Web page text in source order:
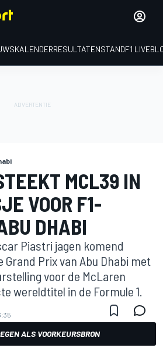
KALENDERRESULTATENSTANDF1
MCL39 IN
VOOR F1-
DHABI
Piastri jagen komend
Prix van Abu Dhabi met
voor de McLaren
wereldtitel in de Formule 1.
ALS VOORKEURSBRON